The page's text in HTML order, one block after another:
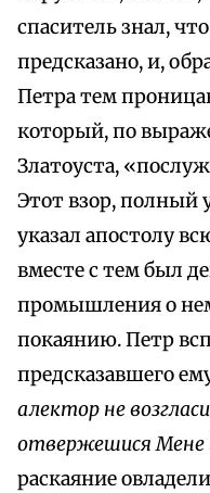
спаситель знал,
предсказано, и,
Петра тем
который, по
Златоуста,
Этот взор, полный
указал апостолу
вместе с тем был
промышления о
покаянию. Петр
предсказавшего
алектор не
отвержешися Мене
раскаяние